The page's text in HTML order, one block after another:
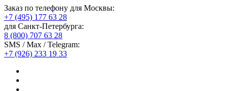
Заказ по телефону для Москвы:
+7 (495) 177 63 28
для Санкт-Петербурга:
8 (800) 707 63 28
SMS / Max / Telegram:
+7 (926) 233 19 33